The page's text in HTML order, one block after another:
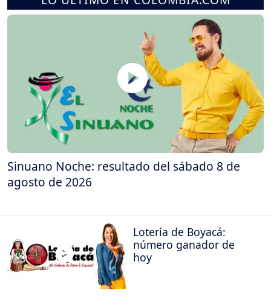
Sinuano Noche: resultado del sábado 8 de
agosto de 2026
Lotería de Boyacá:
número ganador de
hoy